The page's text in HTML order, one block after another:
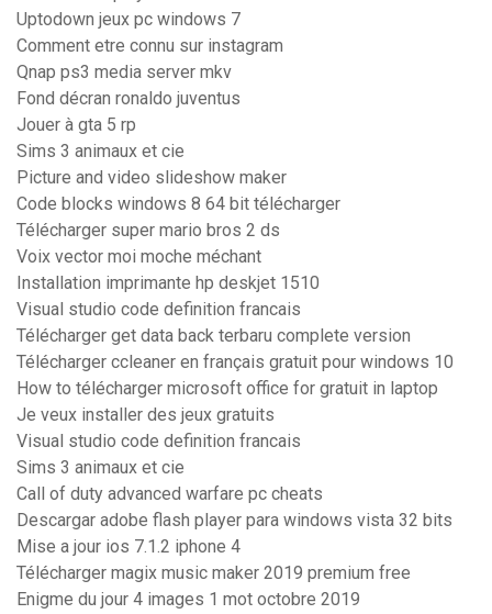
Uptodown jeux pc windows 7
Comment etre connu sur instagram
Qnap ps3 media server mkv
Fond décran ronaldo juventus
Jouer à gta 5 rp
Sims 3 animaux et cie
Picture and video slideshow maker
Code blocks windows 8 64 bit télécharger
Télécharger super mario bros 2 ds
Voix vector moi moche méchant
Installation imprimante hp deskjet 1510
Visual studio code definition francais
Télécharger get data back terbaru complete version
Télécharger ccleaner en français gratuit pour windows 10
How to télécharger microsoft office for gratuit in laptop
Je veux installer des jeux gratuits
Visual studio code definition francais
Sims 3 animaux et cie
Call of duty advanced warfare pc cheats
Descargar adobe flash player para windows vista 32 bits
Mise a jour ios 7.1.2 iphone 4
Télécharger magix music maker 2019 premium free
Enigme du jour 4 images 1 mot octobre 2019